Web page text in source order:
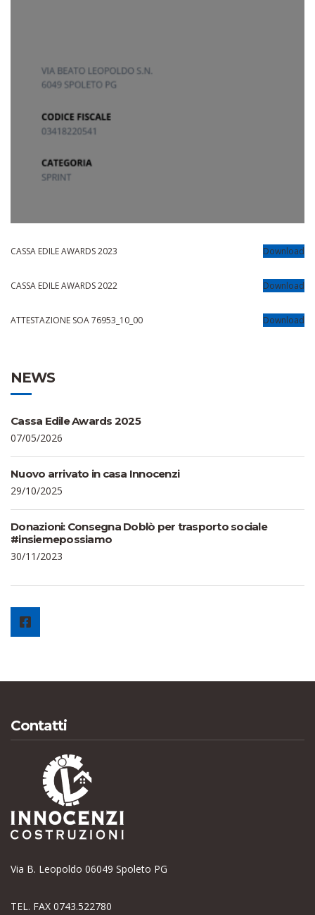
CASSA EDILE AWARDS 2023 Download
CASSA EDILE AWARDS 2022 Download
ATTESTAZIONE SOA 76953_10_00 Download
NEWS
Cassa Edile Awards 2025
07/05/2026
Nuovo arrivato in casa Innocenzi
29/10/2025
Donazioni: Consegna Doblò per trasporto sociale
#insiemepossiamo
30/11/2023
Contatti
Via B. Leopoldo 06049 Spoleto PG
TEL. FAX 0743.522780